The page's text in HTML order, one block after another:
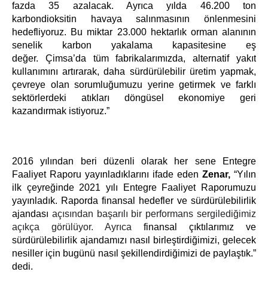
fazda 35 azalacak. Ayrıca yılda 46.200 ton
karbondioksitin havaya salınmasının önlenmesini
hedefliyoruz. Bu miktar 23.000 hektarlık orman alanının
senelik karbon yakalama kapasitesine eş
değer.
Çimsa’da tüm fabrikalarımızda,
alternatif yakıt
kullanımını artırarak, daha sürdürülebilir üretim yapmak,
çevreye olan sorumluğumuzu yerine getirmek ve farklı
sektörlerdeki atıkları döngüsel ekonomiye geri
kazandırmak istiyoruz.”
2016 yılından beri düzenli olarak her sene Entegre
Faaliyet Raporu yayınladıklarını ifade eden Zenar, “Yılın
ilk çeyreğinde 2021 yılı Entegre Faaliyet Raporumuzu
yayınladık. Raporda finansal hedefler ve sürdürülebilirlik
ajandası açısından başarılı bir performans sergilediğimiz
açıkça görülüyor. Ayrıca finansal çıktılarımız ve
sürdürülebilirlik ajandamızı nasıl birleştirdiğimizi, gelecek
nesiller için bugünü nasıl şekillendirdiğimizi de paylaştık.”
dedi.